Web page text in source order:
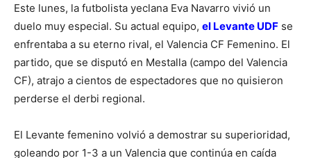
Este lunes, la futbolista yeclana Eva Navarro vivió un
duelo muy especial. Su actual equipo, el Levante UDF se
enfrentaba a su eterno rival, el Valencia CF Femenino. El
partido, que se disputó en Mestalla (campo del Valencia
CF), atrajo a cientos de espectadores que no quisieron
perderse el derbi regional.
El Levante femenino volvió a demostrar su superioridad,
goleando por 1-3 a un Valencia que continúa en caída